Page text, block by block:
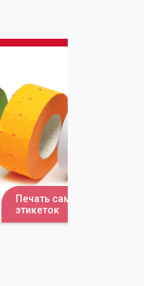
Печать самоклеящихся
этикеток